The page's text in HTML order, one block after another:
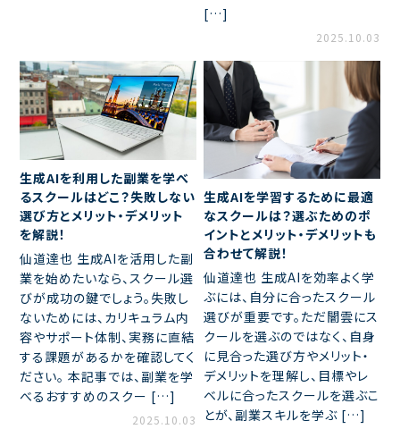
[…]
2025.10.03
生成AIを利用した副業を学べ
るスクールはどこ？失敗しない
選び方とメリット・デメリット
を解説！
仙道達也 生成AIを活用した副
業を始めたいなら、スクール選
びが成功の鍵でしょう。失敗し
ないためには、カリキュラム内
容やサポート体制、実務に直結
する課題があるかを確認してく
ださい。 本記事では、副業を学
べるおすすめのスクー […]
2025.10.03
生成AIを学習するために最適
なスクールは？選ぶためのポ
イントとメリット・デメリットも
合わせて解説！
仙道達也 生成AIを効率よく学
ぶには、自分に合ったスクール
選びが重要です。ただ闇雲にス
クールを選ぶのではなく、自身
に見合った選び方やメリット・
デメリットを理解し、目標やレ
ベルに合ったスクールを選ぶこ
とが、副業スキルを学ぶ […]